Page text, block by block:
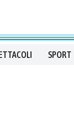
SPORT